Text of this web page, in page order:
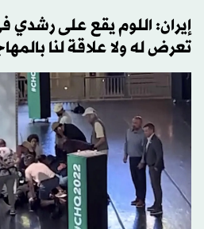
إيران: اللوم يقع على رشدي
تعرض له ولا علاقة لنا